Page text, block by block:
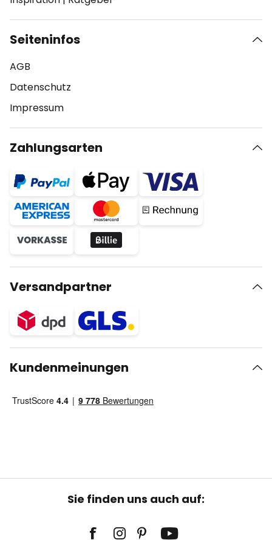
Seiteninfos
AGB
Datenschutz
Impressum
Zahlungsarten
Versandpartner
Kundenmeinungen
Sie finden uns auch auf: